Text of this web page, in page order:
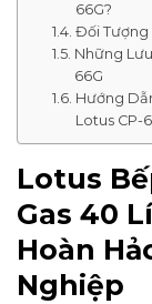
66G?
Đối Tượng
Những
66G
Hướng
Lotus CP-
Lotus
Gas 40
Hoàn
Nghiệp